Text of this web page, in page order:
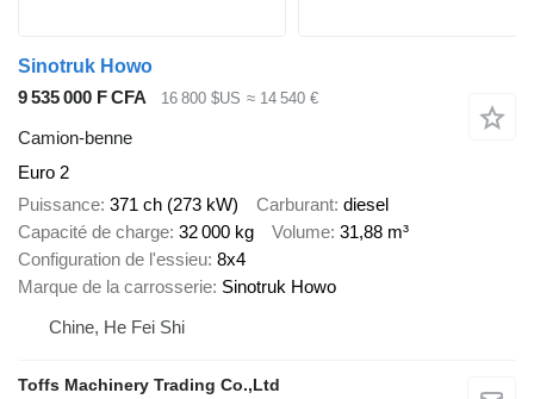
Sinotruk Howo
9 535 000 F CFA
16 800 $US ≈ 14 540 €
Camion-benne
Euro 2
Puissance 371 ch (273 kW) Carburant diesel
Capacité de charge 32 000 kg Volume 31,88 m³
Configuration de l'essieu 8x4
Marque de la carrosserie Sinotruk Howo
Chine, He Fei Shi
Toffs Machinery Trading Co.,Ltd